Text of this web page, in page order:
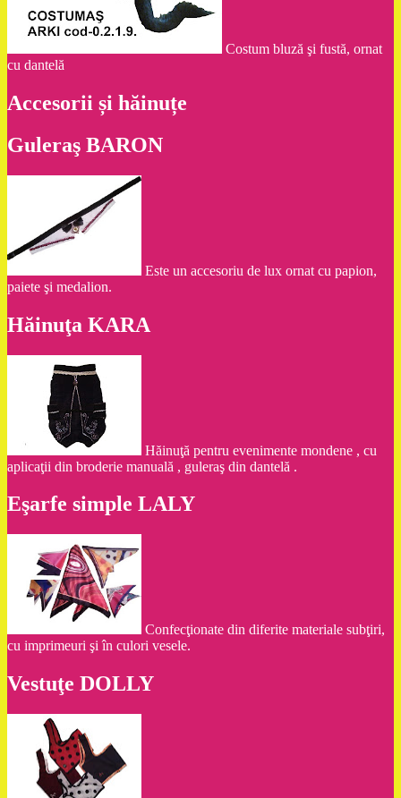
Costum bluză şi fustă, ornat
cu dantelă
Accesorii și hăinuțe
Guleraş BARON
Este un accesoriu de lux ornat cu papion,
paiete şi medalion.
Hăinuţa KARA
Hăinuţă pentru evenimente mondene , cu
aplicaţii din broderie manuală , guleraş din dantelă .
Eşarfe simple LALY
Confecţionate din diferite materiale subţiri,
cu imprimeuri şi în culori vesele.
Vestuţe DOLLY